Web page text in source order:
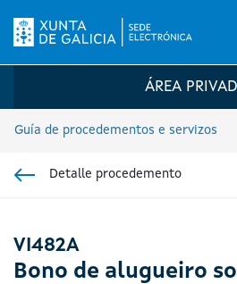
Logo da Sede
ÁREA
Guía de procedementos e servizos
Detalle procedemento
VI482A
Bono de alugueiro